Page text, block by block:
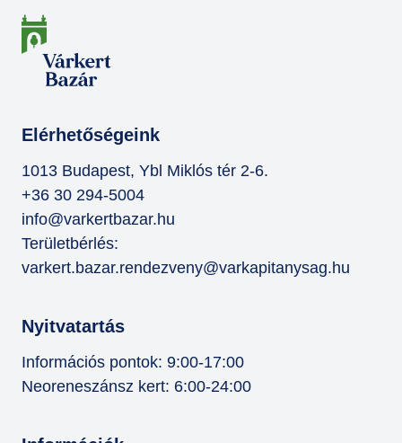
Elérhetőségeink
1013 Budapest, Ybl Miklós tér 2-6.
+36 30 294-5004
info@varkertbazar.hu
Területbérlés:
varkert.bazar.rendezveny@varkapitanysag.hu
Nyitvatartás
Információs pontok: 9:00-17:00
Neoreneszánsz kert: 6:00-24:00